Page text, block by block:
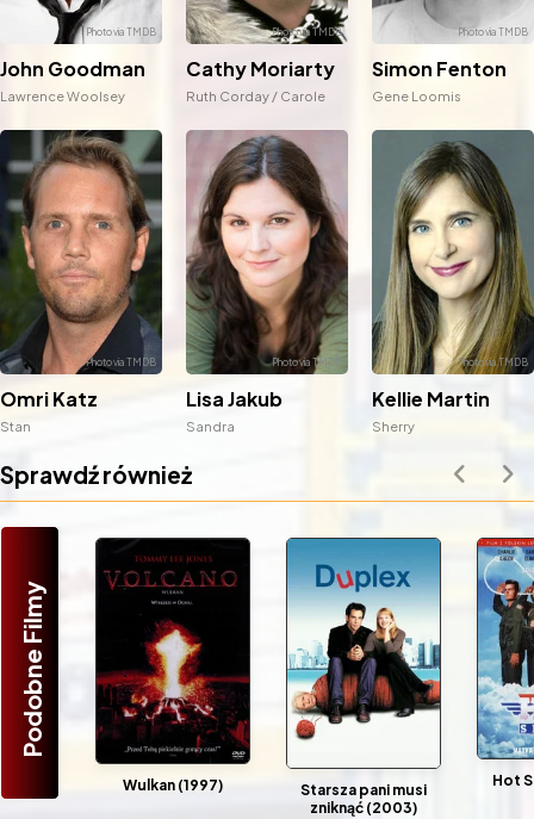
John Goodman
Lawrence Woolsey
Cathy Moriarty
Ruth Corday / Carole
Simon Fenton
Gene Loomis
Omri Katz
Stan
Lisa Jakub
Sandra
Kellie Martin
Sherry
Sprawdź również
Podobne Filmy
Wulkan (1997)
Starsza pani musi
zniknąć (2003)
Hot